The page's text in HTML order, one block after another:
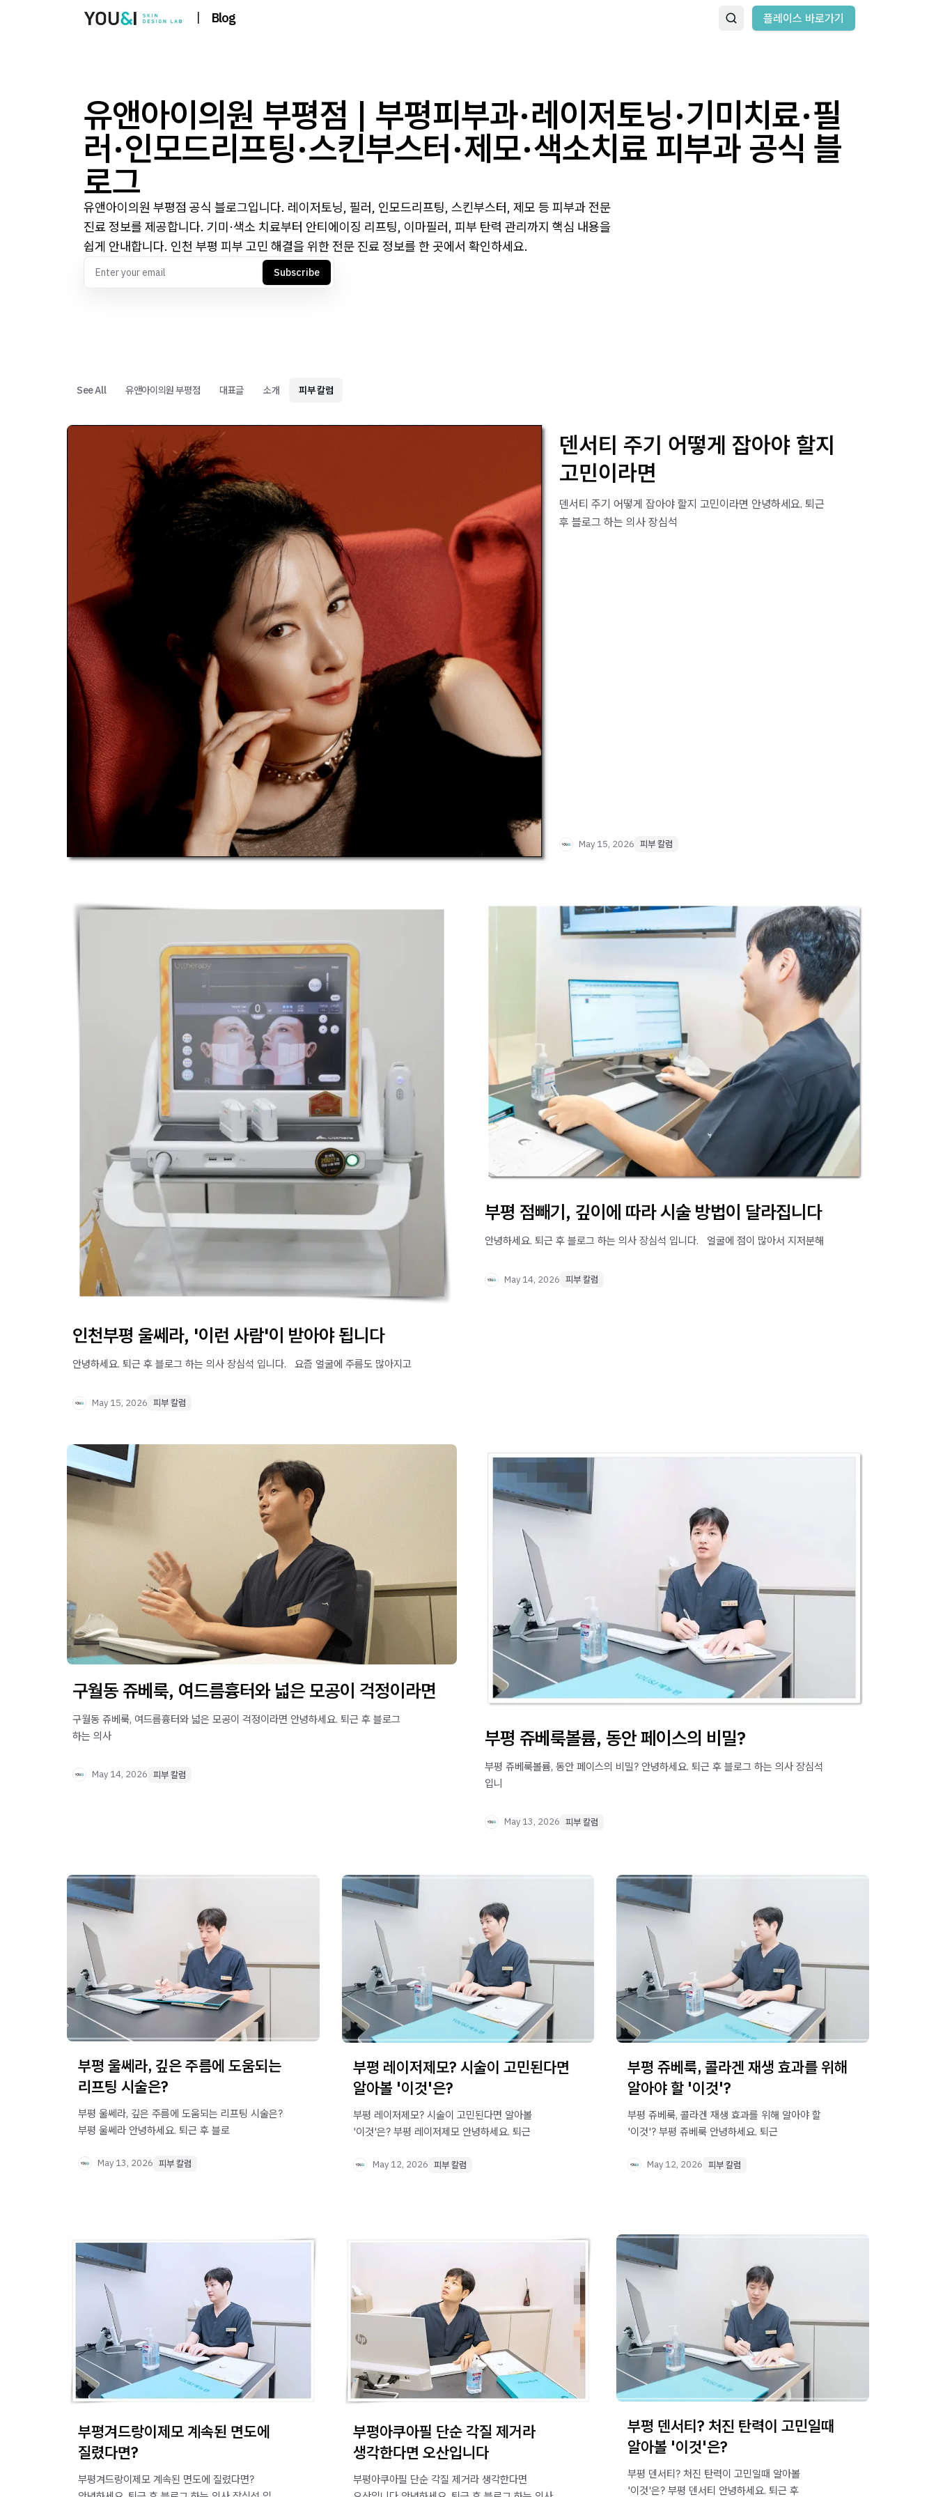
| Blog 플레이스 바로가기
유앤아이의원 부평점 | 부평피부과·레이저토닝·기미치료·필
러·인모드리프팅·스킨부스터·제모·색소치료 피부과 공식 블
로그
유앤아이의원 부평점 공식 블로그입니다. 레이저토닝, 필러, 인모드리프팅, 스킨부스터, 제모 등 피부과 전문
진료 정보를 제공합니다. 기미·색소 치료부터 안티에이징 리프팅, 이마필러, 피부 탄력 관리까지 핵심 내용을
쉽게 안내합니다. 인천 부평 피부 고민 해결을 위한 전문 진료 정보를 한 곳에서 확인하세요.
Subscribe
See All 유앤아이의원 부평점 대표글 소개 피부 칼럼
덴서티 주기 어떻게 잡아야 할지
고민이라면
덴서티 주기 어떻게 잡아야 할지 고민이라면 안녕하세요. 퇴근
후 블로그 하는 의사 장심석
May 15, 2026 피부 칼럼
인천부평 울쎄라, '이런 사람'이 받아야 됩니다
안녕하세요. 퇴근 후 블로그 하는 의사 장심석 입니다. ​ ​ 요즘 얼굴에 주름도 많아지고
May 15, 2026 피부 칼럼
부평 점빼기, 깊이에 따라 시술 방법이 달라집니다
안녕하세요. 퇴근 후 블로그 하는 의사 장심석 입니다. ​ ​ 얼굴에 점이 많아서 지저분해
May 14, 2026 피부 칼럼
구월동 쥬베룩, 여드름흉터와 넓은 모공이 걱정이라면
구월동 쥬베룩, 여드름흉터와 넓은 모공이 걱정이라면 안녕하세요. 퇴근 후 블로그
하는 의사
May 14, 2026 피부 칼럼
부평 쥬베룩볼륨, 동안 페이스의 비밀?
부평 쥬베룩볼륨, 동안 페이스의 비밀? 안녕하세요. 퇴근 후 블로그 하는 의사 장심석
입니
May 13, 2026 피부 칼럼
부평 울쎄라, 깊은 주름에 도움되는
리프팅 시술은?
부평 울쎄라, 깊은 주름에 도움되는 리프팅 시술은?
부평 울쎄라 안녕하세요. 퇴근 후 블로
May 13, 2026 피부 칼럼
부평 레이저제모? 시술이 고민된다면
알아볼 '이것'은?
부평 레이저제모? 시술이 고민된다면 알아볼
'이것'은? 부평 레이저제모 안녕하세요. 퇴근
May 12, 2026 피부 칼럼
부평 쥬베룩, 콜라겐 재생 효과를 위해
알아야 할 '이것'?
부평 쥬베룩, 콜라겐 재생 효과를 위해 알아야 할
'이것'? 부평 쥬베룩 안녕하세요. 퇴근
May 12, 2026 피부 칼럼
부평겨드랑이제모 계속된 면도에
질렸다면?
부평겨드랑이제모 계속된 면도에 질렸다면?
부평아쿠아필 단순 각질 제거라
생각한다면 오산입니다
부평아쿠아필 단순 각질 제거라 생각한다면
부평 덴서티? 처진 탄력이 고민일때
알아볼 '이것'은?
부평 덴서티? 처진 탄력이 고민일때 알아볼
'이것'은? 부평 덴서티 안녕하세요. 퇴근 후